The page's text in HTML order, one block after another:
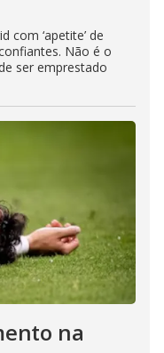
com ‘apetite’ de
Não é o
ser emprestado
na